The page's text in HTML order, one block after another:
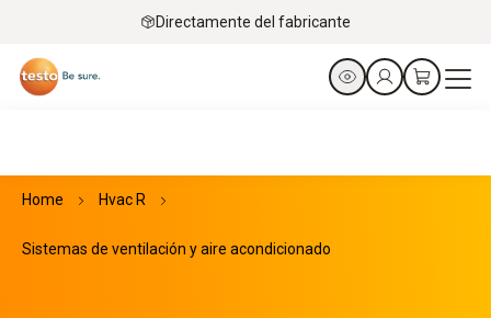
Directamente del fabricante
Home Hvac R
Sistemas de ventilación y aire acondicionado